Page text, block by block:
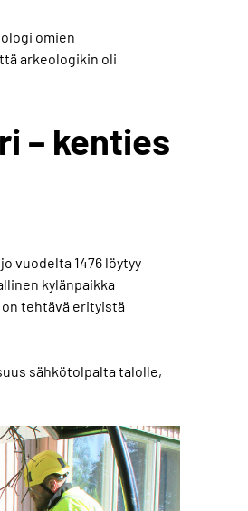
omien
arkeologikin oli
– kenties
vuodelta 1476 löytyy
kylänpaikka
tehtävä erityistä
sähkötolpalta talolle,